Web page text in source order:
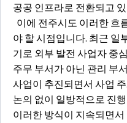
공공 인프라로 전환되고
이에 전주시도 이러한 흐
야 할 시점입니다. 최근 일
기로 외부 발전 사업자 중
주무 부서가 아닌 관리 부
사업이 추진되면서 사업
논의 없이 일방적으로 진
이러한 방식이 지속되면